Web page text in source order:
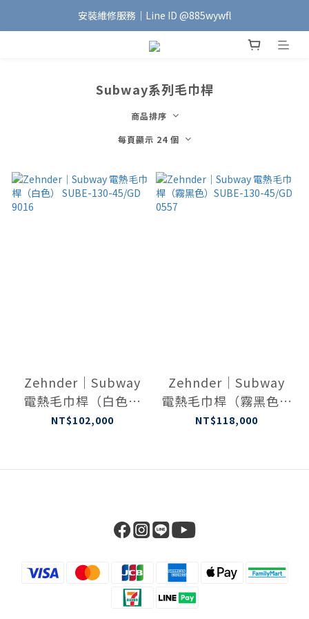
加入會員｜即享$100元購物金🛍️
安裝維修服務｜Line ID @885wywfl
好友募集中｜官方Line ID @746aztjp
Subway系列毛巾桿
商品排序
每頁顯示 24 個
Zehnder｜Subway
電熱毛巾桿（白色）
SUBE-130-45/GD
NT$102,000
Zehnder｜Subway
電熱毛巾桿（霧黑色）
SUBE-130-45/GD
NT$118,000